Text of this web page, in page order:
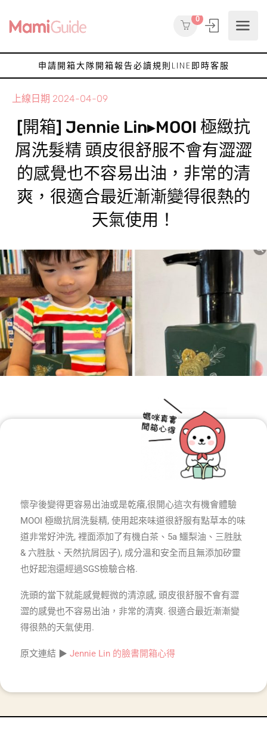
0
申請開箱大隊開箱報告必讀規則 LINE即時客服
上線日期 2024-04-09
[開箱] Jennie Lin▸MOOI 極緻抗
屑洗髮精 頭皮很舒服不會有澀澀
的感覺也不容易出油，非常的清
爽，很適合最近漸漸變得很熱的
天氣使用！
懷孕後變得更容易出油或是乾癢,很開心這次有機會體驗
MOOI 極緻抗屑洗髮精, 使用起來味道很舒服有點草本的味
道非常好沖洗, 裡面添加了有機白茶、5a 鱷梨油、三胜肽
& 六胜肽、天然抗屑因子), 成分溫和安全而且無添加矽靈
也好起泡還經過SGS檢驗合格.
洗頭的當下就能感覺輕微的清涼感, 頭皮很舒服不會有澀
澀的感覺也不容易出油，非常的清爽. 很適合最近漸漸變
得很熱的天氣使用.
原文連結 ▶ Jennie Lin 的臉書開箱心得